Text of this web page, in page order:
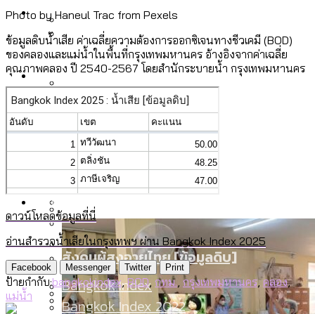
เมื่อแยกท่องเที่ยวออกจากกีฬา กระทรวง
ใหม่จะมีงบฯ ประมาณเท่าไร
สมุดจดการบ้าน ส.ก. 2569 : แต่ละเขตมี
ปัญหาอะไรที่ ส.ก. ต้องทำการบ้าน
Vote62 ขอบคุณประชาชนที่ร่วม
สังเกตการณ์การเลือกตั้งชวนคุยกันถึงบท
เรียนที่เราได้รับจากเลือกตั้ง กรุงเทพฯ –
พัทยา
จากไฟฟ้าลัดวงจร เขตจตุจักรเกิดไฟฟ้า
ลัดวงจรมากที่สุด
สวนสาธารณะและพื้นที่สีเขียวใน กทม. เพิ่ม
ขึ้นและเข้าถึงได้มากน้อยแค่ไหน
ขยะมูลฝอย 2568 [ข้อมูลดิบ]
ขยะของคน กทม. ที่ยังถูกนำไปทิ้งที่
ฉะเชิงเทรา นครปฐม และล่าสุดที่กาญจนบุรี
Culture
โลกใบเดียว สิทธิไม่เท่ากัน: กฎหมายการ
รับรองเพศของ Transgender ทั่วโลก
ประเทศไหนทำได้บ้าง?
สำรวจ Hate Speech ที่ถูกผลิตซ้ำผ่าน
วิดีโอ AI ในช่วงความขัดแย้งไทย-กัมพูชา
[ข้อมูลดิบ]
ความเกลียดชังที่ขายได้ : สำรวจ Hate
Economy
เมกะโปรเจ็กต์ของ กทม. ในช่วงที่มีการใช้
งบคาบเกี่ยวในยุคชัชชาติ มีอะไร ใช้งบแค่
ไหน
ค่าฝุ่นในกรุงเทพฯ 2025 เทียบกับจำนวน
ควันบุหรี่ที่เข้าปอด [ข้อมูลดิบ]
Future
สังคมผู้สูงอายุไทย [ข้อมูลดิบ]
Database
สังคมผู้สูงอายุไทย [ข้อมูลดิบ]
Project
Bangkok Index
Bangkok Index 2022
Photo by Haneul Trac from Pexels
ข้อมูลดิบน้ำเสีย ค่าเฉลี่ยความต้องการออกซิเจนทางชีวเคมี (BOD)
ของคลองและแม่น้ำในพื้นที่กรุงเทพมหานคร อ้างอิงจากค่าเฉลี่ย
คุณภาพคลอง ปี 2540-2567 โดยสำนักระบายน้ำ กรุงเทพมหานคร
ดาวน์โหลดข้อมูลที่นี่
อ่านสำรวจน้ำเสียในกรุงเทพฯ ผ่าน Bangkok Index 2025
Facebook Messenger Twitter Print
ป้ายกำกับ:bangkokindex,BOD, กทม. กรุงเทพมหานคร,คลอง,
แม่น้ำ